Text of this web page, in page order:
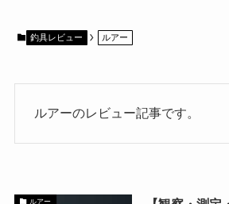
釣具レビュー ルアー
ルアーのレビュー記事です。
ルアー